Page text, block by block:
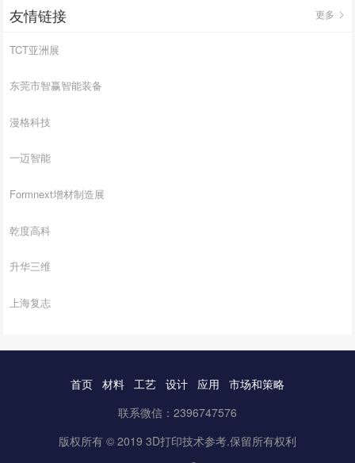
友情链接 更多
TCT亚洲展
东莞市智赢智能装备
漫格科技
一迈智能
Formnext增材制造展
乾度高科
升华三维
上海复志
首页 材料 工艺 设计 应用
市场和策略
联系微信：2396747576
版权所有 © 2019 3D打印技术参考.保留所有权利